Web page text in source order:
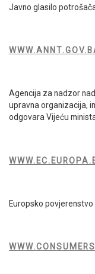
Javno glasilo
Agencija za nadzor
upravna organizacija,
odgovara Vijeću
Europsko